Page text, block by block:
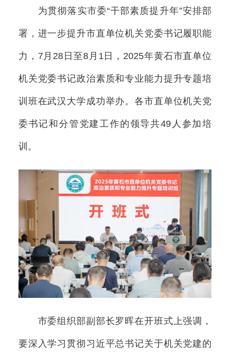
为贯彻落实市委“干部素质提升年”安排部
署，进一步提升市直单位机关党委书记履职能
力，7月28日至8月1日，2025年黄石市直单位
机关党委书记政治素质和专业能力提升专题培
训班在武汉大学成功举办。各市直单位机关党
委书记和分管党建工作的领导共49人参加培
训。
市委组织部副部长罗晖在开班式上强调，
要深入学习贯彻习近平总书记关于机关党建的